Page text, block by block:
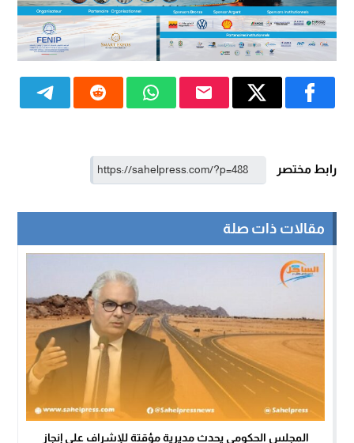
رابط مختصر
مقالات ذات صلة
المجلس الحكومي يحدث مديرية مؤقتة للإشراف على إنجاز